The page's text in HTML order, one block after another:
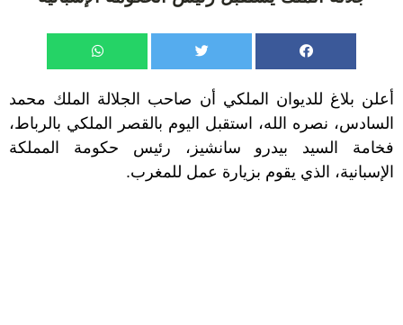
أعلن بلاغ للديوان الملكي أن صاحب الجلالة الملك محمد
السادس، نصره الله، استقبل اليوم بالقصر الملكي بالرباط،
فخامة السيد بيدرو سانشيز، رئيس حكومة المملكة
الإسبانية، الذي يقوم بزيارة عمل للمغرب.